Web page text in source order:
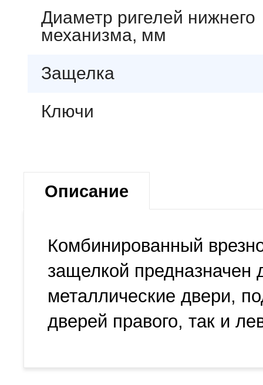
Диаметр ригелей нижнего
механизма, мм
Защелка
Ключи
Описание
Комбинированный
защелкой предназначен
металлические двери,
дверей правого, так и